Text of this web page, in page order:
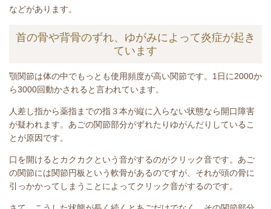
などがあります。
首の骨や背骨のずれ、ゆがみによって炎症が起き
ています
顎関節は体の中でもっとも使用頻度が高い関節です。1日に2000か
ら3000回動かされると言われています。
人差し指から薬指までの指３本が縦に入らない状態なら開口障害
が疑われます。あごの関節部分がずれたりゆがんだりしているこ
とが原因です。
口を開けるとカクカクという音がするのがクリック音です。あご
の関節には関節円板という軟骨があるのですが、それが頭の骨に
引っかかってしまうことによってクリック音がするのです。